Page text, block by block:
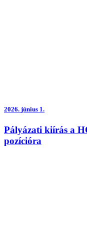
2026. június 1.
Pályázati kiírás a
pozícióra